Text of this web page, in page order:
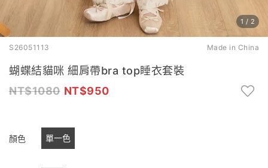
1 / 2
S26051113 Made in China
蝴蝶結貓咪 細肩帶bra top睡衣套裝
1080
950
顏色 單一色